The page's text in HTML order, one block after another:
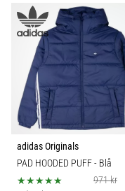
adidas Originals
PAD HOODED PUFF- Blå
971 kr